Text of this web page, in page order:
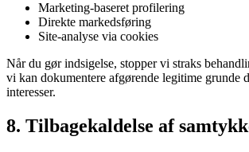
Marketing-baseret profilering
Direkte markedsføring
Site-analyse via cookies
Når du gør indsigelse, stopper vi straks
vi kan dokumentere afgørende legitime grunde
interesser.
8. Tilbagekaldelse af